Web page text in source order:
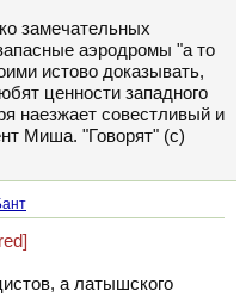
замечательных
аэродромы "а то
истово доказывать,
ценности западного
наезжает совестливый и
Миша. "Говорят" (с)
а латышского